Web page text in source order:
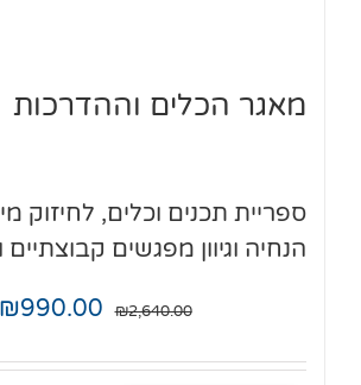
מאגר הכלים וההדרכות
ספריית תכנים וכלים, לחיזוק
הנחיה וגיוון מפגשים קבוצתיים
₪2,640.00
₪990.00